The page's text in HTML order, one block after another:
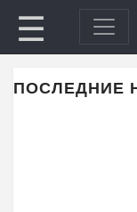
☰
ПОСЛЕДНИЕ